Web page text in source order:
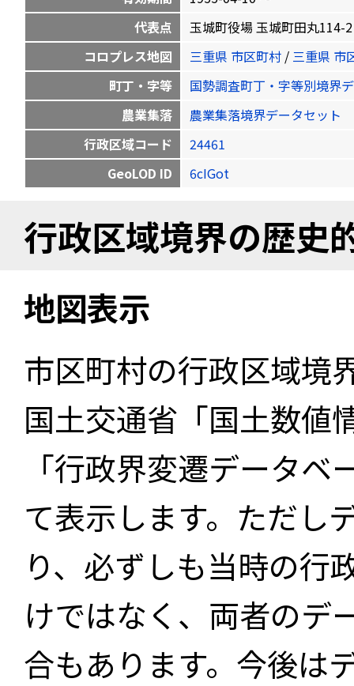
代表点
玉城町役場 玉城町田丸114-
コロプレス地図
三重県 市区町村 / 三重県 市
町丁・字等
国勢調査町丁・字等別境界
農業集落
農業集落境界データセット
行政区域コード
24461
GeoLOD ID
6cIGot
行政区域境界の歴史
地図表示
市区町村の行政区域境
国土交通省「国土数値
「行政界変遷データ
て表示します。ただし
り、必ずしも当時の行
けではなく、両者のデ
合もあります。今後は